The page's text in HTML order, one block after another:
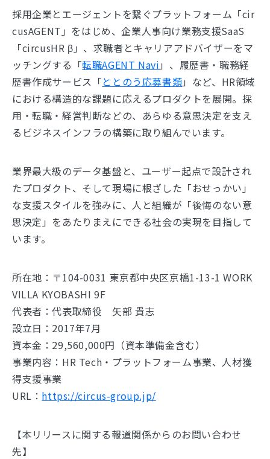
採用企業とエージェントを繋ぐプラットフォーム「cir
cusAGENT」をはじめ、企業人事向け業務支援SaaS
「circusHR β」、求職者とキャリアアドバイザーをマ
ッチングする「転職AGENT Navi 」、履歴書・職務経
歴書作成サービス「ととのう応募書類」など、HR領域
における構造的な課題に応えるプロダクトを展開。採
用・転職・経営判断などの、あらゆる意思決定を支え
るビジネスインフラの構築に取り組んでいます。
業界最大級のデータ基盤と、ユーザー起点で設計され
たプロダクト、そして現場に根ざした「おせっかい」
な支援スタイルを強みに、人と組織が「後悔のない意
思決定」をあたりまえにできる社会の実現を目指して
います。
所在地：〒104-0031 東京都中央区京橋1-13-1 WORK
VILLA KYOBASHI 9F
代表者：代表取締役 矢部 貴志
設立日：2017年7月
資本金：29,560,000円（資本準備金含む）
事業内容：HR Tech・プラットフォーム事業、人材獲
得支援事業
URL： https://circus-group.jp/
【本リリースに関する報道関係からのお問い合わせ
先】